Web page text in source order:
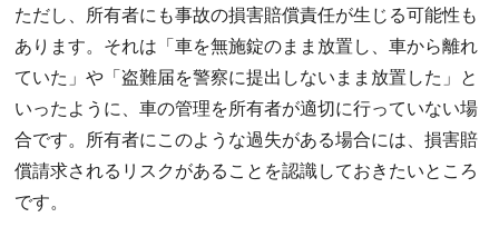
ただし、所有者にも事故の損害賠償責任が生じる可能性も
あります。それは「車を無施錠のまま放置し、車から離れ
ていた」や「盗難届を警察に提出しないまま放置した」と
いったように、車の管理を所有者が適切に行っていない場
合です。所有者にこのような過失がある場合には、損害賠
償請求されるリスクがあることを認識しておきたいところ
です。